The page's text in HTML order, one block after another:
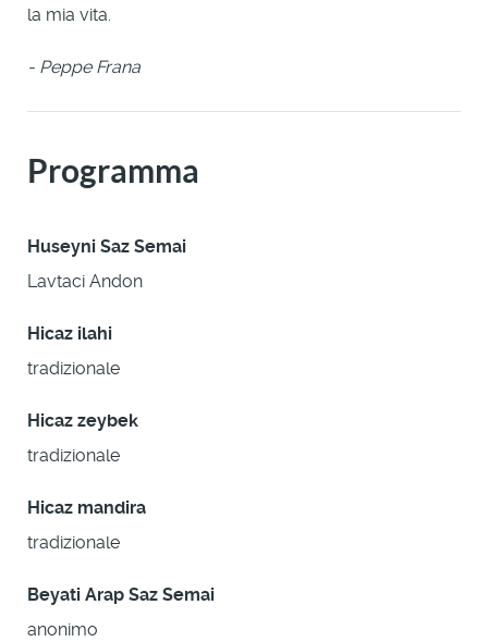
la mia vita.
- Peppe Frana
Programma
Huseyni Saz Semai
Lavtaci Andon
Hicaz ilahi
tradizionale
Hicaz zeybek
tradizionale
Hicaz mandira
tradizionale
Beyati Arap Saz Semai
anonimo